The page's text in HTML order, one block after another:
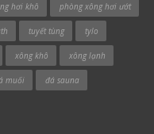
hơi khô phòng xông hơi ướt
tuyết tùng tylo
xông khô xông lạnh
muối đá sauna